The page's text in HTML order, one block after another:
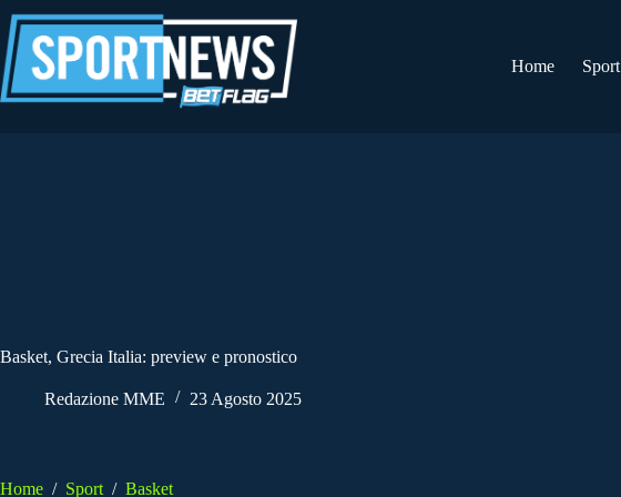
al
contenuto
Home
Sport
Basket, Grecia Italia: preview e pronostico
Redazione MME 23 Agosto 2025
Home / Sport / Basket